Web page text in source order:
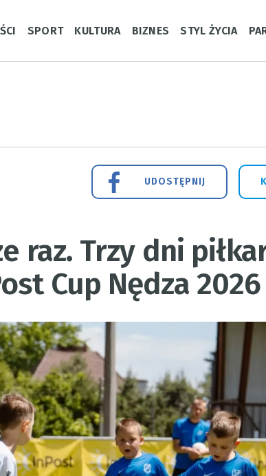
SPORT KULTURA BIZNES STYL ŻYCIA
UDOSTĘPNIJ
raz. Trzy dni
Cup Nędza 2026